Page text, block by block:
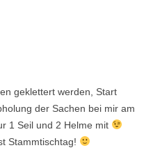
geklettert werden, Start
der Sachen bei mir am
1 Seil und 2 Helme mit
Stammtischtag!